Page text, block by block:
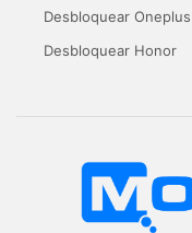
Desbloquear Oneplus
Desbloquear Honor